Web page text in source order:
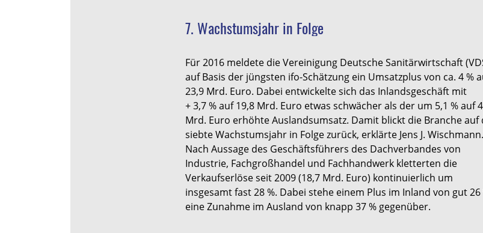
7. Wachstumsjahr in Folge
Für 2016 meldete die Vereinigung Deutsche Sanitärwirtschaft
auf Basis der jüngsten ifo-Schätzung ein Umsatzplus von ca. 4 %
23,9 Mrd. Euro. Dabei entwickelte sich das Inlandsgeschäft mit
+ 3,7 % auf 19,8 Mrd. Euro etwas schwächer als der um 5,1 % auf
Mrd. Euro erhöhte Auslandsumsatz. Damit blickt die Branche auf
siebte Wachstumsjahr in Folge zurück, erklärte Jens J. Wischmann.
Nach Aussage des Geschäftsführers des Dachverbandes von
Industrie, Fachgroßhandel und Fachhandwerk kletterten die
Verkaufserlöse seit 2009 (18,7 Mrd. Euro) kontinuierlich um
insgesamt fast 28 %. Dabei stehe einem Plus im Inland von gut 26
eine Zunahme im Ausland von knapp 37 % gegenüber.